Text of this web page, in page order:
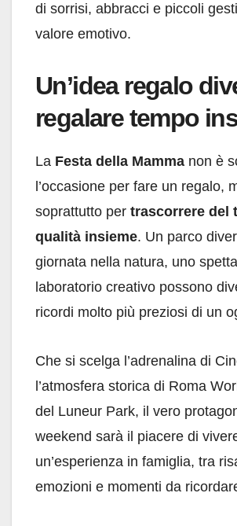
di sorrisi, abbracci e piccoli
valore emotivo.
Un’idea regalo
regalare tempo
La Festa della Mamma non è
l’occasione per fare un regalo,
soprattutto per trascorrere del
qualità insieme. Un parco
giornata nella natura, uno
laboratorio creativo possono
ricordi molto più preziosi di un
Che si scelga l’adrenalina di
l’atmosfera storica di Roma
del Luneur Park, il vero
weekend sarà il piacere di
un’esperienza in famiglia, tra
emozioni e momenti da